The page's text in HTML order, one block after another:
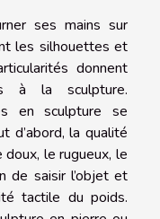
ses mains sur
les silhouettes et
donnent
à la sculpture.
en sculpture se
d’abord, la qualité
le rugueux, le
de saisir l’objet et
tactile du poids.